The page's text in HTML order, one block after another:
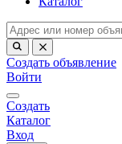
Создать объявление
Войти
Создать
Каталог
Вход